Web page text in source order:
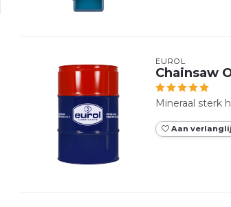
EUROL
Chainsaw
Mineraal sterk
Aan